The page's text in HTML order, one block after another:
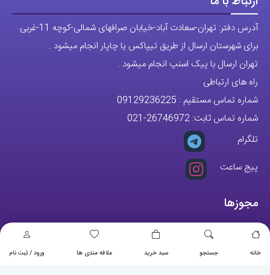
خانه جستجو سبد خرید علاقه مندی ها ورود / ثبت نام
آدرس دفتر: تهران-سعادت آباد-خیابان صرافهای شمالی-کوچه 11-غربی
برای شهرستان ارسال از طریق تیپاکس یا چاپار انجام میشود .
تهران ارسال با پیک اسنپ انجام میشود .
راه های ارتباطی
شماره تماس مستقیم : 09129236225
شماره تماس ثابت: 26746972
-021
تلگرام
پیج ساعت
مجوزها